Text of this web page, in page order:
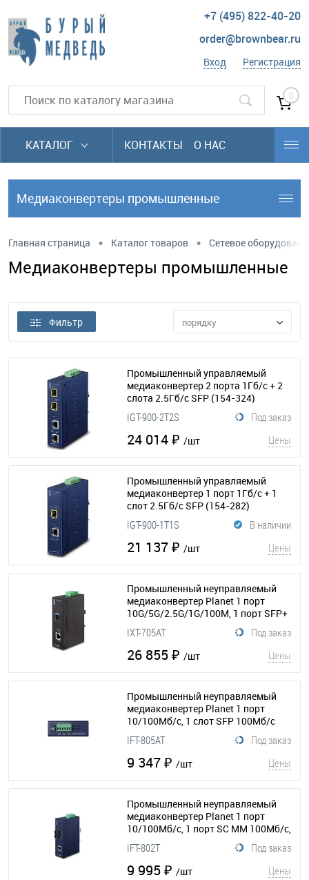
+7 (495) 822-40-20
order@brownbear.ru
Вход Регистрация
0
КАТАЛОГ КОНТАКТЫ О НАС
Медиаконвертеры промышленные
Главная страница • Каталог товаров • Сетевое
Медиаконвертеры промышленные
Фильтр порядку
Промышленный управляемый
медиаконвертер 2 порта 1Гб/с + 2
слота 2.5Гб/с SFP (154-324)
Под заказ
IGT-900-2T2S
24 014 ₽ /шт Цены
Промышленный управляемый
медиаконвертер 1 порт 1Гб/с + 1
слот 2.5Гб/с SFP (154-282)
В наличии
IGT-900-1T1S
21 137 ₽ /шт Цены
Промышленный неуправляемый
медиаконвертер Planet 1 порт
10G/5G/2.5G/1G/100M, 1 порт SFP+
10Гб/с(154-250) Под заказ
IXT-705AT
26 855 ₽ /шт Цены
Промышленный неуправляемый
медиаконвертер Planet 1 порт
10/100Мб/с, 1 слот SFP 100Мб/с
(154-046)
Под заказ
IFT-805AT
9 347 ₽ /шт Цены
Промышленный неуправляемый
медиаконвертер Planet 1 порт
10/100Мб/с, 1 порт SC MM 100Мб/с,
2км(154-028) Под заказ
IFT-802T
9 995 ₽ /шт Цены